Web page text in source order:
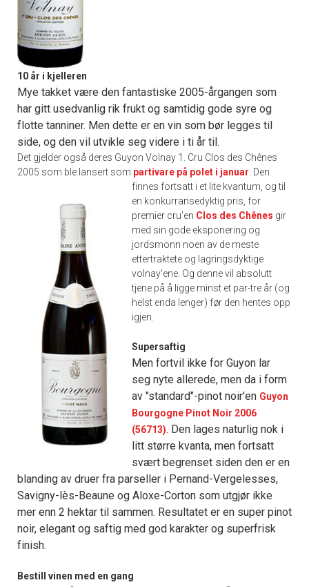
10 år i kjelleren
Mye takket være den fantastiske 2005-årgangen som
har gitt usedvanlig rik frukt og samtidig gode syre og
flotte tanniner. Men dette er en vin som bør legges til
side, og den vil utvikle seg videre i ti år til.
Det gjelder også deres Guyon Volnay 1. Cru Clos des Chênes
2005 som ble lansert som partivare på polet i januar Den
finnes fortsatt i et lite kvantum, og til
en konkurransedyktig pris, for
premier cru'en Clos des Chênes gir
med sin gode eksponering og
jordsmonn noen av de meste
ettertraktete og lagringsdyktige
volnay'ene. Og denne vil absolutt
tjene på å ligge minst et par-tre år (og
helst enda lenger) før den hentes opp
igjen.
Supersaftig
Men fortvil ikke for Guyon lar
seg nyte allerede, men da i form
av "standard"-pinot noir'en Guyon
Bourgogne Pinot Noir 2006
(56713). Den lages naturlig nok i
litt større kvanta, men fortsatt
svært begrenset siden den er en
blanding av druer fra parseller i Pernand-Vergelesses,
Savigny-lès-Beaune og Aloxe-Corton som utgjør ikke
mer enn 2 hektar til sammen. Resultatet er en super pinot
noir, elegant og saftig med god karakter og superfrisk
finish.
Bestill vinen med en gang